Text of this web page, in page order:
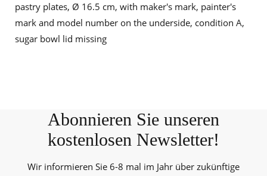
pastry plates, Ø 16.5 cm, with maker's mark, painter's
mark and model number on the underside, condition A,
sugar bowl lid missing
Abonnieren Sie unseren
kostenlosen Newsletter!
Wir informieren Sie 6-8 mal im Jahr über zukünftige